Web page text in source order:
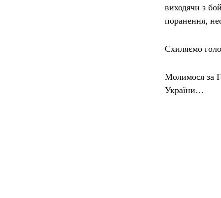
виходячи з
поранення,
Схиляємо
Молимося за
України…